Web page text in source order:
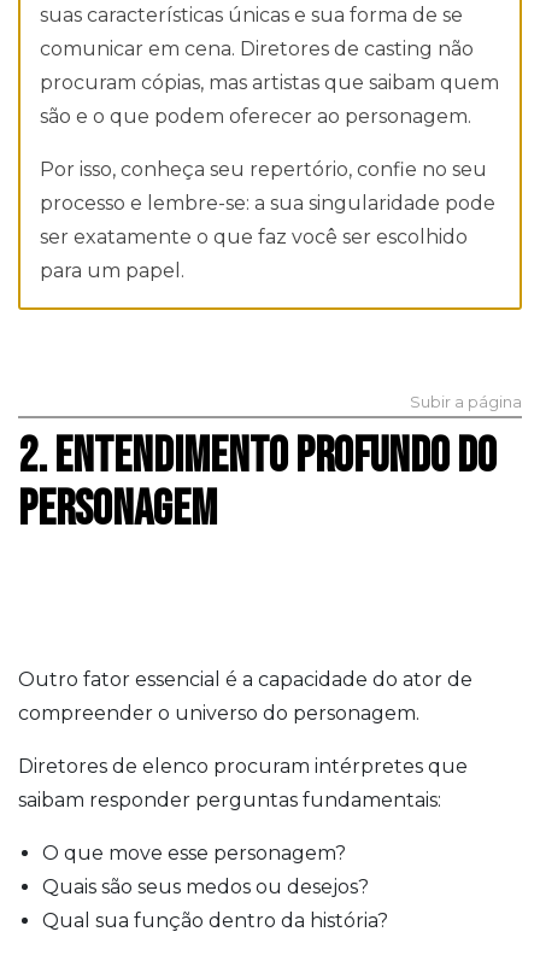
suas características únicas e sua forma de se
comunicar em cena. Diretores de casting não
procuram cópias, mas artistas que saibam quem
são e o que podem oferecer ao personagem.
Por isso, conheça seu repertório, confie no seu
processo e lembre-se: a sua singularidade pode
ser exatamente o que faz você ser escolhido
para um papel.
Subir a página
2. ENTENDIMENTO PROFUNDO DO
PERSONAGEM
Outro fator essencial é a capacidade do ator de
compreender o universo do personagem.
Diretores de elenco procuram intérpretes que
saibam responder perguntas fundamentais:
O que move esse personagem?
Quais são seus medos ou desejos?
Qual sua função dentro da história?